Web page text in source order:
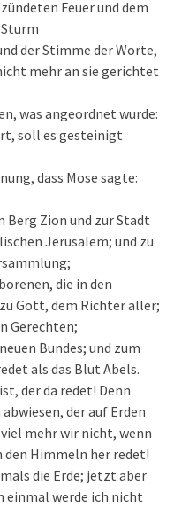
Feuer und dem
der Stimme der Worte,
mehr an sie gerichtet
was angeordnet wurde:
soll es gesteinigt
dass Mose sagte:
Berg Zion und zur Stadt
Jerusalem; und zu
die in den
Gott, dem Richter aller;
Gerechten;
Bundes; und zum
als das Blut Abels.
der da redet! Denn
der auf Erden
mehr wir nicht, wenn
den Himmeln her redet!
die Erde; jetzt aber
einmal werde ich nicht